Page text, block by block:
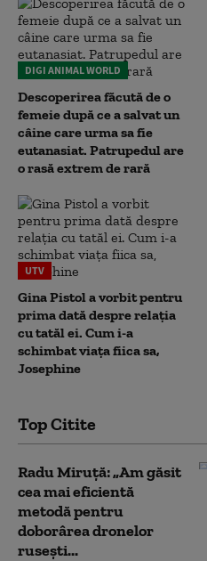
DIGI ANIMAL WORLD
Descoperirea făcută de o
femeie după ce a salvat un
câine care urma sa fie
eutanasiat. Patrupedul are
o rasă extrem de rară
UTV
Gina Pistol a vorbit pentru
prima dată despre relația
cu tatăl ei. Cum i-a
schimbat viața fiica sa,
Josephine
Top Citite
Radu Miruță: „Am găsit
cea mai eficientă
metodă pentru
doborârea dronelor
rusești...